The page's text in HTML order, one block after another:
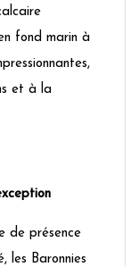
fond marin à
et à la
de présence
les Baronnies